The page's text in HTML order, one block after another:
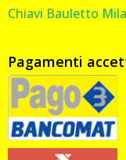
Chiavi Bauletto
Pagamenti